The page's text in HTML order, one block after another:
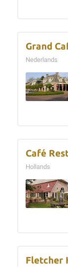
Grand
Nederlands
Café
Hollands
Fletcher